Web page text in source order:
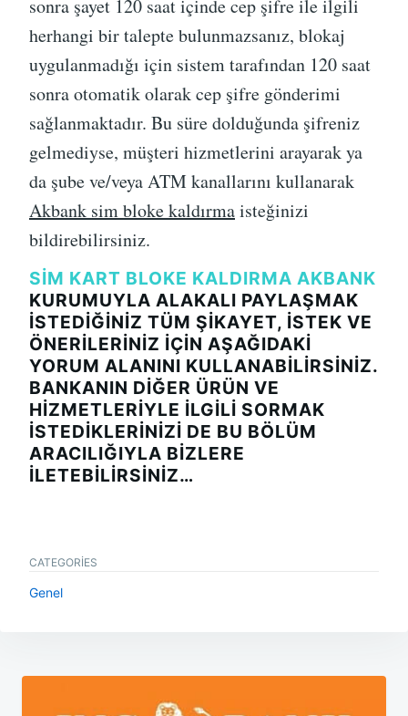
sonra şayet 120 saat içinde cep şifre ile ilgili
herhangi bir talepte bulunmazsanız, blokaj
uygulanmadığı için sistem tarafından 120 saat
sonra otomatik olarak cep şifre gönderimi
sağlanmaktadır. Bu süre dolduğunda şifreniz
gelmediyse, müşteri hizmetlerini arayarak ya
da şube ve/veya ATM kanallarını kullanarak
Akbank sim bloke kaldırmaisteğinizi
bildirebilirsiniz.
SIM KART BLOKE KALDIRMA AKBANK
KURUMUYLA ALAKALI PAYLAŞMAK
ISTEDIĞINIZ TÜM ŞIKAYET, ISTEK VE
ÖNERILERINIZ IÇIN AŞAĞIDAKI
YORUM ALANINI KULLANABILIRSINIZ.
BANKANIN DIĞER ÜRÜN VE
HIZMETLERIYLE ILGILI SORMAK
ISTEDIKLERINIZI DE BU BÖLÜM
ARACILIĞIYLA BIZLERE
ILETEBILIRSINIZ…
CATEGORIES
Genel